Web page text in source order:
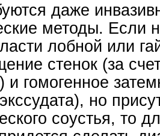
даже
методы. Если
лобной или
стенок (за
и гомогенное
но
соустья, то